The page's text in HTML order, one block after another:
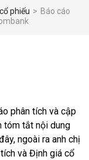
phiếu > Báo cáo
phân tích và cập
tóm tắt nội dung
ngoài ra anh chị
và Định giá cổ